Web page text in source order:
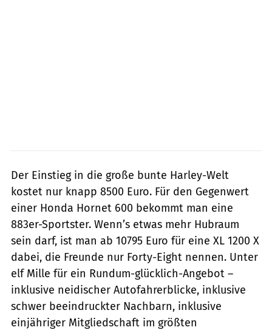
Der Einstieg in die große bunte Harley-Welt
kostet nur knapp 8500 Euro. Für den Gegenwert
einer Honda Hornet 600 bekommt man eine
883er-Sportster. Wenn’s etwas mehr Hubraum
sein darf, ist man ab 10795 Euro für eine XL 1200 X
dabei, die Freunde nur Forty-Eight nennen. Unter
elf Mille für ein Rundum-glücklich-Angebot –
inklusive neidischer Autofahrerblicke, inklusive
schwer beeindruckter Nachbarn, inklu­sive
einjähriger Mitgliedschaft im größten